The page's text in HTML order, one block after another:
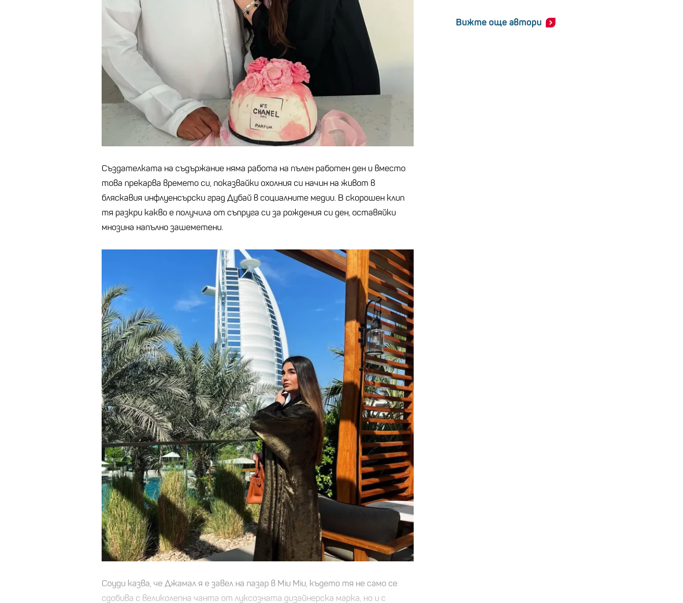
Създателката на съдържание няма работа на пълен работен ден и вместо
това прекарва времето си, показвайки охолния си начин на живот в
бляскавия инфлуенсърски град Дубай в социалните медии. В скорошен клип
тя разкри какво е получила от съпруга си за рождения си ден, оставяйки
мнозина напълно зашеметени.
Соуди казва, че Джамал я е завел на пазар в Miu Miu, където тя не само се
сдобива с великолепна чанта от луксозната дизайнерска марка, но и с
Вижте още автори